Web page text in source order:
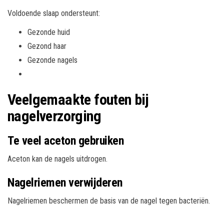
Voldoende slaap ondersteunt:
Gezonde huid
Gezond haar
Gezonde nagels
Veelgemaakte fouten bij
nagelverzorging
Te veel aceton gebruiken
Aceton kan de nagels uitdrogen.
Nagelriemen verwijderen
Nagelriemen beschermen de basis van de nagel tegen bacteriën.